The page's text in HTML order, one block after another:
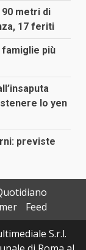
metri di
17 feriti
famiglie più
lo yen
previste
Feed
S.r.l.